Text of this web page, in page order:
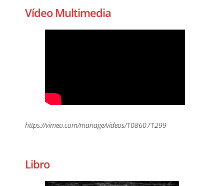
Vídeo Multimedia
https://vimeo.com/manage/videos/1086071299
Libro